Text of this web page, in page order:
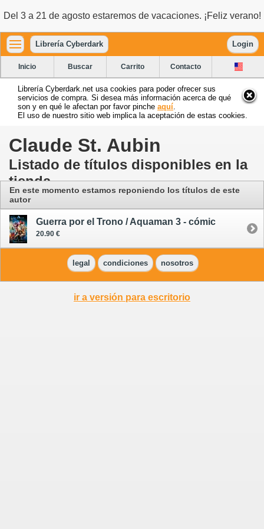
Del 3 a 21 de agosto estaremos de vacaciones. ¡Feliz verano!
Librería Cyberdark Login
Inicio Buscar Carrito Contacto
Librería Cyberdark.net usa cookies para poder ofrecer sus
servicios de compra. Si desea más información acerca de qué
son y en qué le afectan por favor pinche aquí
El uso de nuestro sitio web implica la aceptación de estas cookies.
Claude St. Aubin
Listado de títulos disponibles en la
tienda
En este momento estamos reponiendo los títulos de este
autor
Guerra por el Trono / Aquaman 3 - cómic
20.90 €
legal condiciones nosotros
ir a versión para escritorio